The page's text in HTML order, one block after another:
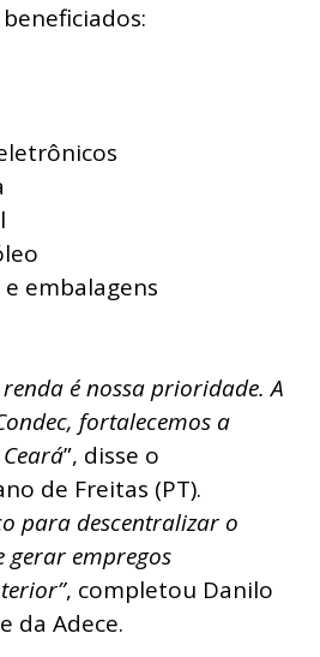
embalagens
é nossa prioridade. A
fortalecemos a
”, disse o
de Freitas (PT).
para descentralizar o
gerar empregos
, completou Danilo
da Adece.